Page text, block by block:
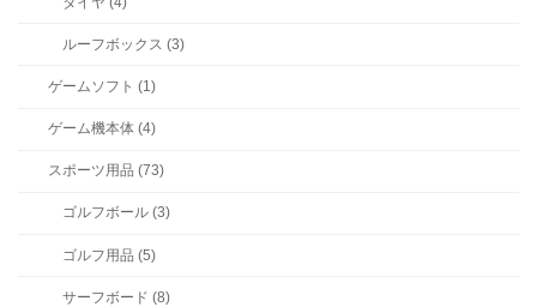
ルーフボックス (3)
ゲームソフト (1)
ゲーム機本体 (4)
スポーツ用品 (73)
ゴルフボール (3)
ゴルフ用品 (5)
サーフボード (8)